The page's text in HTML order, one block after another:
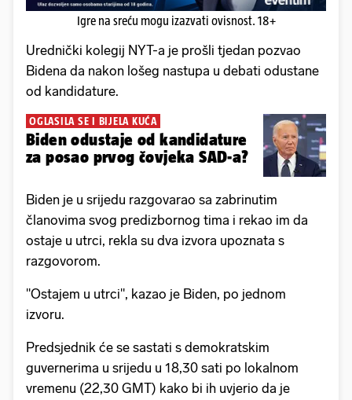
Igre na sreću mogu izazvati ovisnost. 18+
Urednički kolegij NYT-a je prošli tjedan pozvao
Bidena da nakon lošeg nastupa u debati odustane
od kandidature.
OGLASILA SE I BIJELA KUĆA
Biden odustaje od kandidature
za posao prvog čovjeka SAD-a?
Biden je u srijedu razgovarao sa zabrinutim
članovima svog predizbornog tima i rekao im da
ostaje u utrci, rekla su dva izvora upoznata s
razgovorom.
"Ostajem u utrci", kazao je Biden, po jednom
izvoru.
Predsjednik će se sastati s demokratskim
guvernerima u srijedu u 18,30 sati po lokalnom
vremenu (22,30 GMT) kako bi ih uvjerio da je